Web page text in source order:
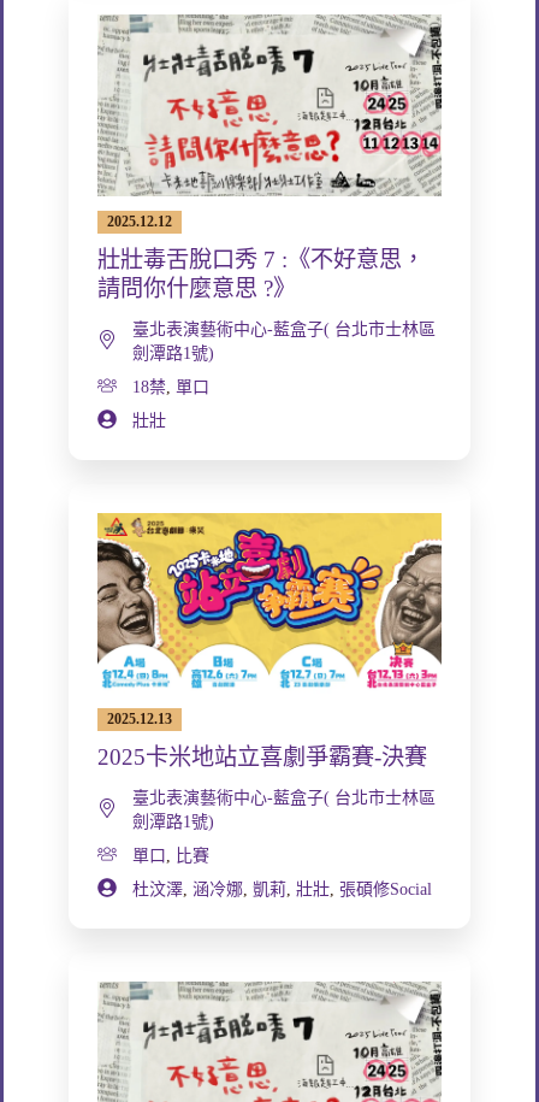
2025.12.12
壯壯毒舌脫口秀 7 :《不好意思，
請問你什麼意思 ?》
臺北表演藝術中心-藍盒子( 台北市士林區
劍潭路1號)
18禁, 單口
壯壯
2025.12.13
2025卡米地站立喜劇爭霸賽-決賽
臺北表演藝術中心-藍盒子( 台北市士林區
劍潭路1號)
單口
比賽
杜汶澤, 涵冷娜, 凱莉 壯壯, 張碩修Social